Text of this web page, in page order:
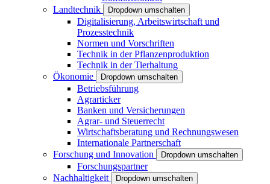
Landtechnik
Dropdown umschalten
Digitalisierung, Arbeitswirtschaft und
Prozesstechnik
Normen und Vorschriften
Technik in der Pflanzenproduktion
Technik in der Tierhaltung
Ökonomie
Dropdown umschalten
Betriebsführung
Agrarticker
Banken und Versicherungen
Agrar- und Steuerrecht
Wirtschaftsberatung und Rechnungswesen
Internationale Partnerschaft
Forschung und Innovation
Dropdown umschalten
Forschungspartner
Nachhaltigkeit
Dropdown umschalten